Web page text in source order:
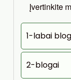
Įvertinkite
1-labai
2-blogai